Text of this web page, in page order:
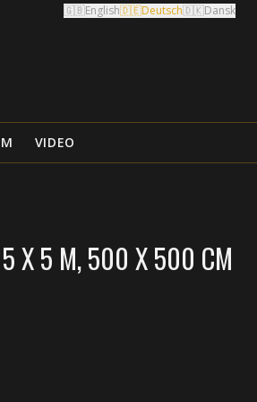
🇬🇧English🇩🇪Deutsch🇩🇰Dansk
VIDEO
5 X 5 M, 500 X 500 CM